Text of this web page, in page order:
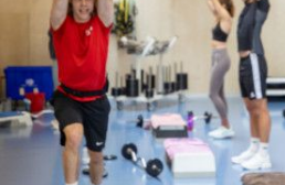
Sportanlagen
Events
ASVZ@home